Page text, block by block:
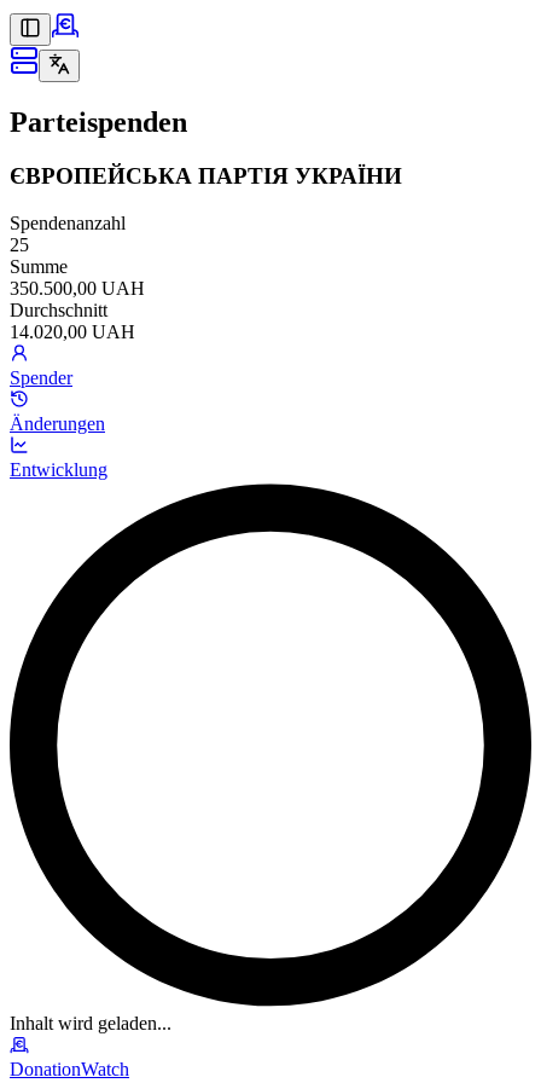
Parteispenden
ЄВРОПЕЙСЬКА ПАРТІЯ УКРАЇНИ
Spendenanzahl
25
Summe
350.500,00 UAH
Durchschnitt
14.020,00 UAH
Spender
Änderungen
Entwicklung
Inhalt wird geladen...
DonationWatch